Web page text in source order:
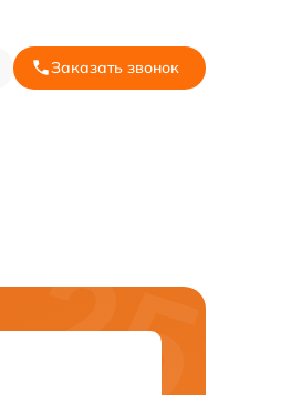
Заказать звонок